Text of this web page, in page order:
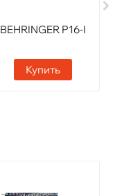
BEHRINGER P16-I
Купить